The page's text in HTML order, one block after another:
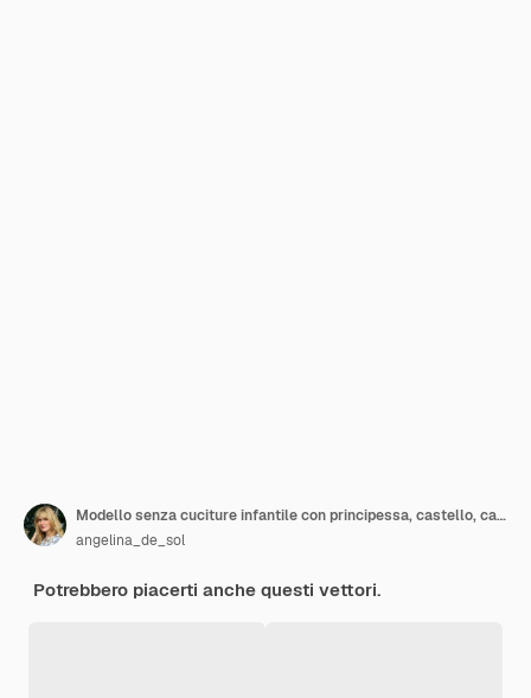
Modello senza cuciture infantile con principessa, castello, carrozza in stile scandinavo.
angelina_de_sol
Potrebbero piacerti anche questi vettori.